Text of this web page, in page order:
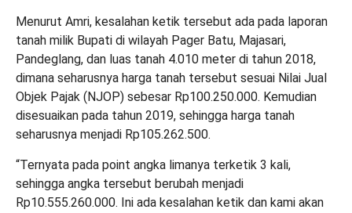
Menurut Amri, kesalahan ketik tersebut ada pada laporan
tanah milik Bupati di wilayah Pager Batu, Majasari,
Pandeglang, dan luas tanah 4.010 meter di tahun 2018,
dimana seharusnya harga tanah tersebut sesuai Nilai Jual
Objek Pajak (NJOP) sebesar Rp100.250.000. Kemudian
disesuaikan pada tahun 2019, sehingga harga tanah
seharusnya menjadi Rp105.262.500.
“Ternyata pada point angka limanya terketik 3 kali,
sehingga angka tersebut berubah menjadi
Rp10.555.260.000. Ini ada kesalahan ketik dan kami akan